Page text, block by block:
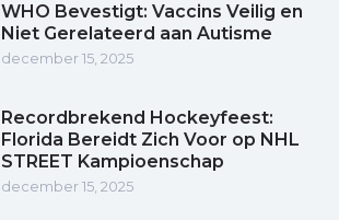
WHO Bevestigt: Vaccins Veilig en
Niet Gerelateerd aan Autisme
december 15, 2025
Recordbrekend Hockeyfeest:
Florida Bereidt Zich Voor op NHL
STREET Kampioenschap
december 15, 2025